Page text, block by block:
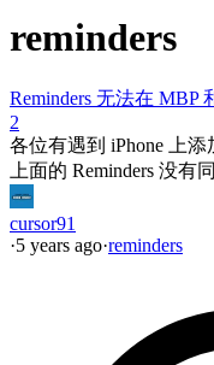
reminders
Reminders 无法在 MBP
2
各位有遇到 iPhone 上添
上面的 Reminders 没有
cursor91
·5 years ago·reminders